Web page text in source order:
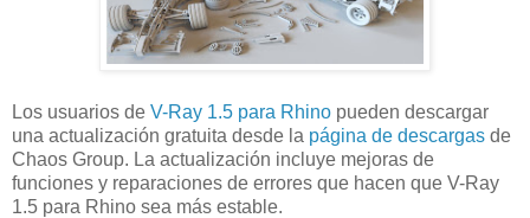
Los usuarios de V-Ray 1.5 para Rhino pueden descargar
una actualización gratuita desde la página de descargas de
Chaos Group. La actualización incluye mejoras de
funciones y reparaciones de errores que hacen que V-Ray
1.5 para Rhino sea más estable.